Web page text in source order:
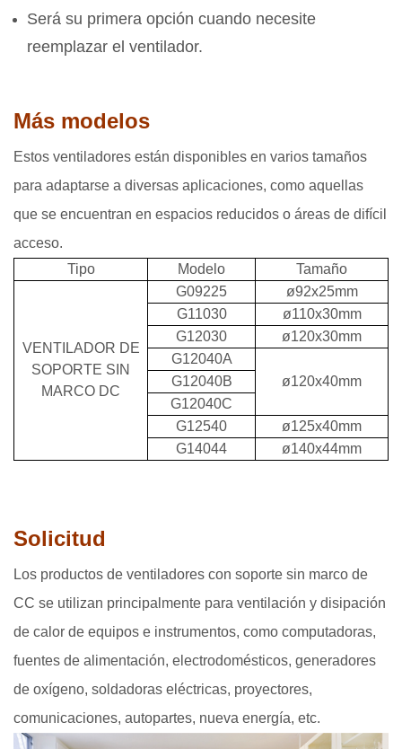
Será su primera opción cuando necesite
reemplazar el ventilador.
Más modelos
Estos ventiladores están disponibles en varios tamaños
para adaptarse a diversas aplicaciones, como aquellas
que se encuentran en espacios reducidos o áreas de difícil
acceso.
Tipo
Modelo Tamaño
VENTILADOR DE
SOPORTE SIN
MARCO DC
G09225
ø92x25mm
G11030
ø110x30mm
G12030
ø120x30mm
G12040A
ø120x40mm
G12040B
G12040C
G12540
ø125x40mm
G14044
ø140x44mm
Solicitud
Los productos de ventiladores con soporte sin marco de
CC se utilizan principalmente para ventilación y disipación
de calor de equipos e instrumentos, como computadoras,
fuentes de alimentación, electrodomésticos, generadores
de oxígeno, soldadoras eléctricas, proyectores,
comunicaciones, autopartes, nueva energía, etc.